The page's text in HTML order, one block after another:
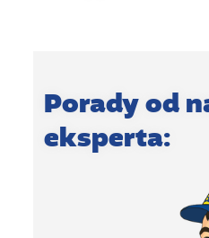
Porady od
eksperta: